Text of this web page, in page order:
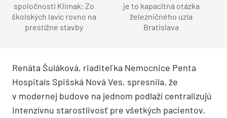
spoločnosti Klimak: Zo
školských lavíc rovno na
prestížne stavby
je to kapacitná otázka
železničného uzla
Bratislava
Renáta Šuláková, riaditeľka Nemocnice Penta
Hospitals Spišská Nová Ves, spresnila, že
v modernej budove na jednom podlaží centralizujú
intenzívnu starostlivosť pre všetkých pacientov.